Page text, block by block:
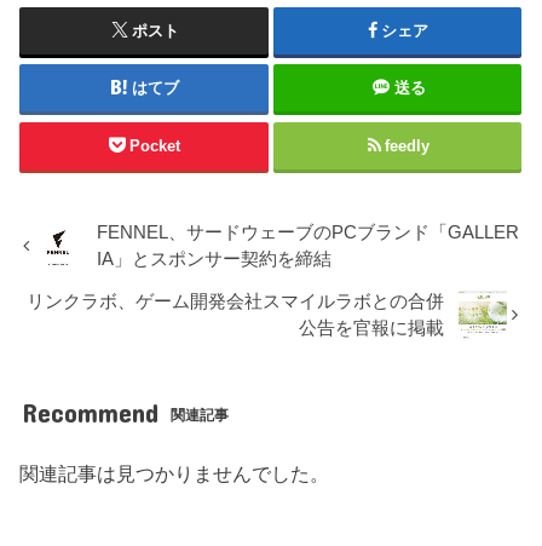
ポスト シェア
はてブ 送る
Pocket feedly
FENNEL、サードウェーブのPCブランド「GALLER
IA」とスポンサー契約を締結
リンクラボ、ゲーム開発会社スマイルラボとの合併
公告を官報に掲載
Recommend 関連記事
関連記事は見つかりませんでした。